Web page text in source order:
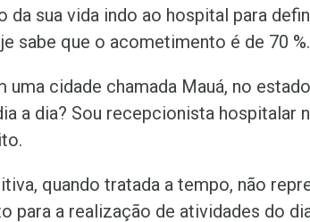
da sua vida indo ao hospital para
sabe que o acometimento é de 70 %.
uma cidade chamada Mauá, no
a dia? Sou recepcionista hospitalar
quando tratada a tempo, não
para a realização de atividades do